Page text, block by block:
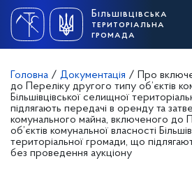
content
Більшівцівська
територіальна
громада
Головна / Документація /
Про
до Переліку другого типу об’єктів
Більшівцівської селищної
підлягають передачі в оренду та
комунального майна, включеного до
об’єктів комунальної власності
територіальної громади, що
без проведення аукціону